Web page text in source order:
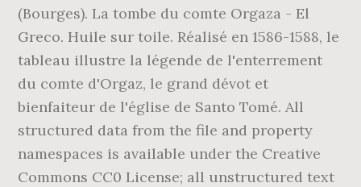
(Bourges). La tombe du comte Orgaza - El
Greco. Huile sur toile. Réalisé en 1586-1588, le
tableau illustre la légende de l'enterrement
du comte d'Orgaz, le grand dévot et
bienfaiteur de l'église de Santo Tomé. All
structured data from the file and property
namespaces is available under the Creative
Commons CC0 License; all unstructured text